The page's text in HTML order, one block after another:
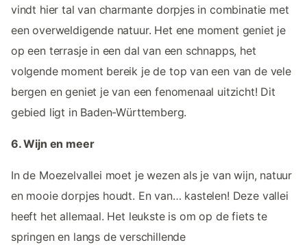
vindt hier tal van charmante dorpjes in combinatie met
een overweldigende natuur. Het ene moment geniet je
op een terrasje in een dal van een schnapps, het
volgende moment bereik je de top van een van de vele
bergen en geniet je van een fenomenaal uitzicht! Dit
gebied ligt in Baden-Württemberg.
6. Wijn en meer
In de Moezelvallei moet je wezen als je van wijn, natuur
en mooie dorpjes houdt. En van… kastelen! Deze vallei
heeft het allemaal. Het leukste is om op de fiets te
springen en langs de verschillende